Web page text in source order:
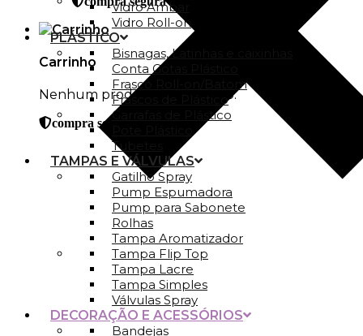
Carrinho
Nenhum produto no carrinho.
compra segura
Vidro Ambar
Vidro Roll-on
PLÁSTICO
Bisnagas, Latinhas e caixinhas
Conta Gotas Plástico
Frasco Roll-on/Batom
Frascos de Plástico
Garrafas de Plástico
Tubetes
TAMPAS E VÁLVULAS
Gatilho Spray
Pump Espumadora
Pump para Sabonete
Rolhas
Tampa Aromatizador
Tampa Flip Top
Tampa Lacre
Tampa Simples
Válvulas Spray
DECORAÇÃO E ACESSÓRIOS
Bandejas